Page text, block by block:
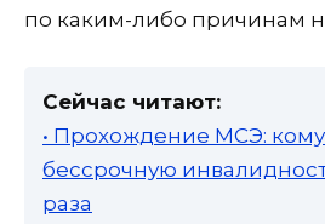
по каким-либо причинам
Сейчас читают:
• Прохождение МСЭ:
бессрочную
раза